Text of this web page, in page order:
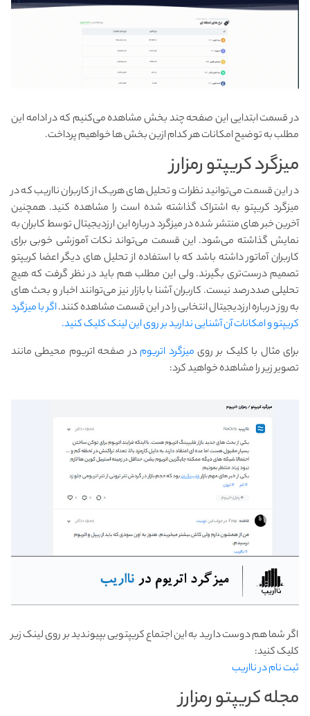
در قسمت ابتدایی این صفحه چند بخش مشاهده می‌کنیم که در ادامه این
مطلب به توضیح امکانات هر کدام ازین بخش ها خواهیم پرداخت.
میز‌گرد کریپتو رمزارز
در این قسمت می‌توانید نظرات و تحلیل های هریک از کاربران نااریب که در
میزگرد کریپتو به اشتراک گذاشته شده است را مشاهده کنید. همچنین
آخرین خبر های منتشر شده در میزگرد درباره این ارزدیجیتال توسط کابران به
نمایش گذاشته می‌شود. این قسمت می‌تواند نکات آموزشی خوبی برای
کاربران آماتور داشته باشد که با استفاده از تحلیل های دیگر اعضا کریپتو
تصمیم درست‌تری بگیرند. ولی این مطلب هم باید در نظر گرفت که هیچ
تحلیلی صددرصد نیست. کاربران آشنا با بازار نیز می‌توانند اخبار و بحث های
به روز درباره ارزدیجیتال انتخابی را در این قسمت مشاهده کنند.اگر با میزگرد
کریپتو و امکانات آن آشنایی ندارید بر روی این لینک کلیک کنید.
برای مثال با کلیک بر روی میزگرد اتریومدر صفحه اتریوم محیطی مانند
تصویر زیر را مشاهده خواهید کرد:
اگر شما هم دوست دارید به این اجتماع کریپتویی بپیوندید بر روی لینک زیر
کلیک کنید:
ثبت نام در نااریب
مجله کریپتو رمزارز